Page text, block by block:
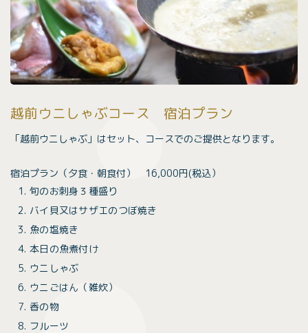
越前ウニしゃぶコース 宿泊プラン
「越前ウニしゃぶ」はセット、コースでのご提供となります。
宿泊プラン（夕食・朝食付） 16,000円(税込）
旬のお刺身３種盛り
バイ貝又はサザエのつぼ焼き
魚の塩焼き
本日の魚煮付け
ウニしゃぶ
ウニごはん（雑炊）
香の物
フルーツ